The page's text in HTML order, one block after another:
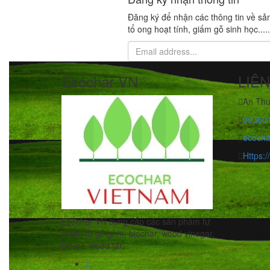
Đăng ký để nhận các thông tin về
tổ ong hoạt tính, giấm gỗ sinh
Ecochar VN
Ecochar VN cung cấp các sản phẩm tự
nhiên từ gỗ gồm: biochar, wood vinegar,
bio-oil, wood tar...
An